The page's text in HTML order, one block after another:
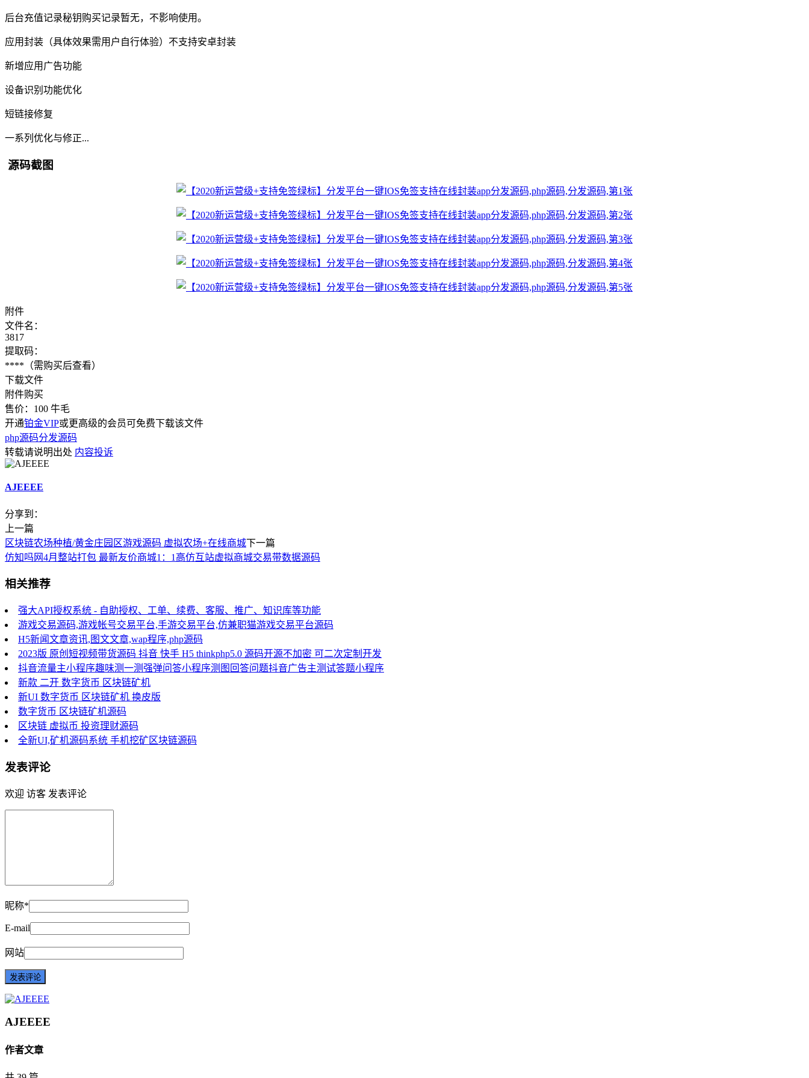
后台充值记录秘钥购买记录暂无，不影响使用。
应用封装（具体效果需用户自行体验）不支持安卓封装
新增应用广告功能
设备识别功能优化
短链接修复
一系列优化与修正...
源码截图
附件
文件名：
3817
提取码：
**** （需购买后查看）
下载文件
附件购买
售价： 100 牛毛
开通铂金VIP或更高级的会员可免费下载该文件
php源码分发源码
转载请说明出处 内容投诉
AJEEEE
分享到：
上一篇
区块链农场种植/黄金庄园区游戏源码 虚拟农场+在线商城下一篇
仿知吗网4月整站打包 最新友价商城1：1高仿互站虚拟商城交易带数据源码
相关推荐
强大API授权系统 - 自助授权、工单、续费、客服、推广、知识库等功能
游戏交易源码,游戏帐号交易平台,手游交易平台,仿兼职猫游戏交易平台源码
H5新闻文章资讯,图文文章,wap程序,php源码
2023版 原创短视频带货源码 抖音 快手 H5 thinkphp5.0 源码开源不加密 可二次定制开发
抖音流量主小程序趣味测一测强弹问答小程序测图回答问题抖音广告主测试答题小程序
新款 二开 数字货币 区块链矿机
新UI 数字货币 区块链矿机 换皮版
数字货币 区块链矿机源码
区块链 虚拟币 投资理财源码
全新UI,矿机源码系统 手机挖矿区块链源码
发表评论
欢迎 访客 发表评论
昵称*
E-mail
网站
AJEEEE
作者文章